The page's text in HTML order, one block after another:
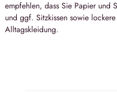
empfehlen, dass Sie Papier und
und ggf. Sitzkissen sowie
Alltagskleidung.